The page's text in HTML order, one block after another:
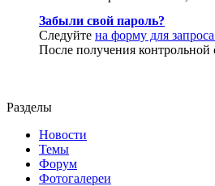
Забыли свой пароль?
Следуйте на форму для
После получения контрольной
Разделы
Новости
Темы
Форум
Фотогалереи